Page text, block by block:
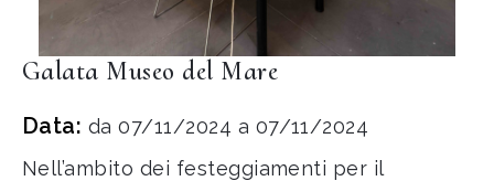
Galata Museo del Mare
Data: da 07/11/2024 a 07/11/2024
Nell’ambito dei festeggiamenti per il